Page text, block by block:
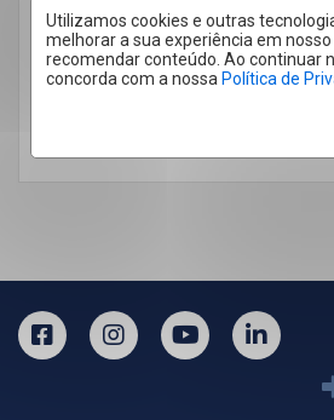
Utilizamos cookies e outras
melhorar a sua experiência em
recomendar conteúdo. Ao continuar
concorda com a nossa Política de